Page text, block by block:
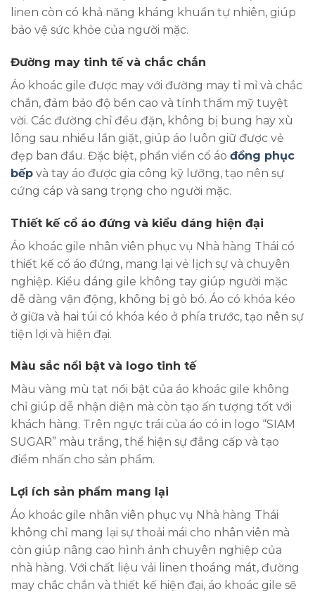
linen còn có khả năng kháng khuẩn tự nhiên, giúp
bảo vệ sức khỏe của người mặc.
Đường may tinh tế và chắc chắn
Áo khoác gile được may với đường may tỉ mỉ và chắc
chắn, đảm bảo độ bền cao và tính thẩm mỹ tuyệt
vời. Các đường chỉ đều đặn, không bị bung hay xù
lông sau nhiều lần giặt, giúp áo luôn giữ được vẻ
đẹp ban đầu. Đặc biệt, phần viền cổ áo đồng phục
bếp và tay áo được gia công kỹ lưỡng, tạo nên sự
cứng cáp và sang trọng cho người mặc.
Thiết kế cổ áo đứng và kiểu dáng hiện đại
Áo khoác gile nhân viên phục vụ Nhà hàng Thái có
thiết kế cổ áo đứng, mang lại vẻ lịch sự và chuyên
nghiệp. Kiểu dáng gile không tay giúp người mặc
dễ dàng vận động, không bị gò bó. Áo có khóa kéo
ở giữa và hai túi có khóa kéo ở phía trước, tạo nên sự
tiện lợi và hiện đại.
Màu sắc nổi bật và logo tinh tế
Màu vàng mù tạt nổi bật của áo khoác gile không
chỉ giúp dễ nhận diện mà còn tạo ấn tượng tốt với
khách hàng. Trên ngực trái của áo có in logo “SIAM
SUGAR” màu trắng, thể hiện sự đẳng cấp và tạo
điểm nhấn cho sản phẩm.
Lợi ích sản phẩm mang lại
Áo khoác gile nhân viên phục vụ Nhà hàng Thái
không chỉ mang lại sự thoải mái cho nhân viên mà
còn giúp nâng cao hình ảnh chuyên nghiệp của
nhà hàng. Với chất liệu vải linen thoáng mát, đường
may chắc chắn và thiết kế hiện đại, áo khoác gile sẽ